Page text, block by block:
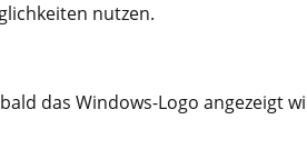
nutzen.
das Windows-Logo angezeigt